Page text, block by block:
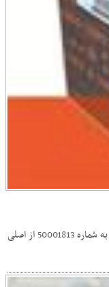
مشتریان گروه سایپا از این پس می‌توانند با ارسال پیامک به شماره 50001813 از اصلی